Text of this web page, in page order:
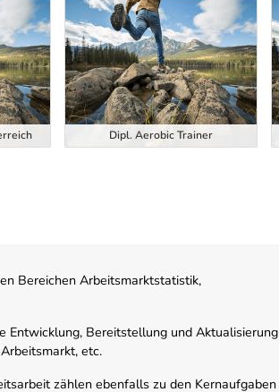
Dipl. Aerobic Trainer
Bereichen Arbeitsmarktstatistik,
Entwicklung, Bereitstellung und Aktualisierung
etc.
zählen ebenfalls zu den Kernaufgaben